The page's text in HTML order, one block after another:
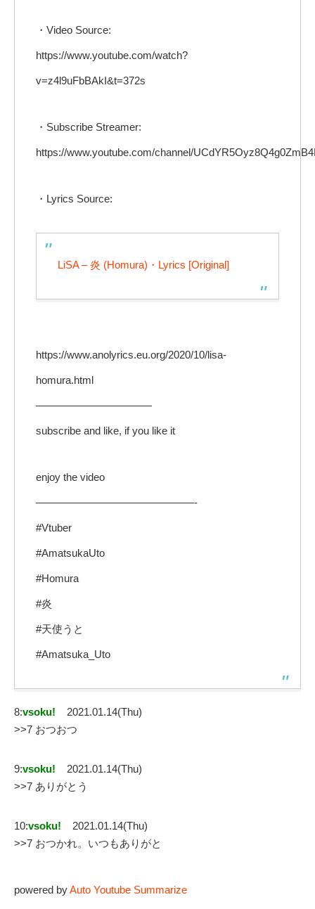
・Video Source:
https://www.youtube.com/watch?
v=z4l9uFbBAkI&t=372s
・Subscribe Streamer:
https://www.youtube.com/channel/
・Lyrics Source:
LiSA – 炎 (Homura)・Lyrics [Original]
https://www.anolyrics.eu.org/2020/10/lisa-
homura.html
———————————
subscribe and like, if you like it
enjoy the video
———————————————-
#Vtuber
#AmatsukaUto
#Homura
#炎
#天使うと
#Amatsuka_Uto
8:vsoku!
2021.01.14(Thu)
>>7 おつおつ
9:vsoku!
2021.01.14(Thu)
>>7 ありがとう
10:vsoku!
2021.01.14(Thu)
>>7 おつかれ。いつもありがと
powered byAuto Youtube Summarize